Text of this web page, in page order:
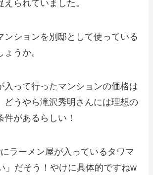
られていました。
ンションを別邸として使っている
うか。
入って行ったマンションの価格は
どうやら滝沢秀明さんには理想の
があるらしい！
ラーメン屋が入っているタワマ
」だそう！やけに具体的ですねw